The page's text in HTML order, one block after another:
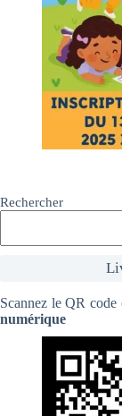
Rechercher
Scannez le QR
numérique